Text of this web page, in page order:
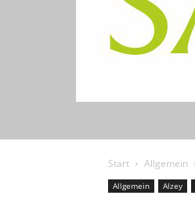
Start Allgemein
Allgemein Alzey